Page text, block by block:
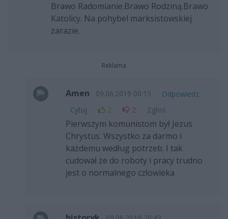
Brawo Radomianie.Brawo Rodziną.Brawo
Katolicy. Na pohybel marksistowskiej
zarazie.
Reklama
Amen 09.06.2019 00:15
Odpowiedz
Cytuj
2 2 Zgłoś
Pierwszym komunistom był Jezus
Chrystus. Wszystko za darmo i
każdemu według potrzeb. I tak
cudował że do roboty i pracy trudno
jest o normalnego człowieka